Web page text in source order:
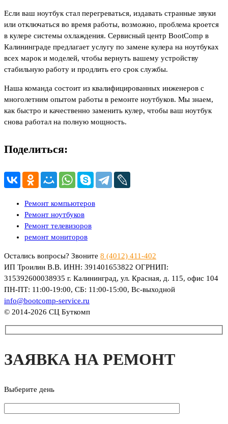
Если ваш ноутбук стал перегреваться, издавать странные звуки
или отключаться во время работы, возможно, проблема кроется
в кулере системы охлаждения. Сервисный центр BootComp в
Калининграде предлагает услугу по замене кулера на ноутбуках
всех марок и моделей, чтобы вернуть вашему устройству
стабильную работу и продлить его срок службы.
Наша команда состоит из квалифицированных инженеров с
многолетним опытом работы в ремонте ноутбуков. Мы знаем,
как быстро и качественно заменить кулер, чтобы ваш ноутбук
снова работал на полную мощность.
Поделиться:
Ремонт компьютеров
Ремонт ноутбуков
Ремонт телевизоров
ремонт мониторов
Остались вопросы? Звоните 8 (4012) 411-402
ИП Троилин В.В. ИНН: 391401653822 ОГРНИП:
315392600038935 г. Калининград, ул. Красная, д. 115, офис 104
ПН-ПТ: 11:00-19:00, СБ: 11:00-15:00, Вс-выходной
info@bootcomp-service.ru
© 2014-2026 СЦ Буткомп
ЗАЯВКА НА РЕМОНТ
Выберите день